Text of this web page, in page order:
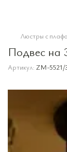
Люстры с
Подвес на
Артикул: ZM-5521/